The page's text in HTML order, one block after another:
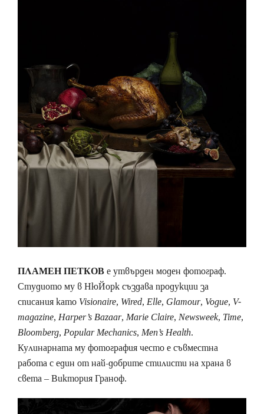
ПЛАМЕН ПЕТКОВе утвърден моден фотограф.
Студиото му в НюЙорк създава продукции за
списания като Visionaire, Wired, Elle, Glamour, Vogue, V-
magazine, Harper’s Bazaar, Marie Claire, Newsweek, Time,
Bloomberg, Popular Mechanics, Men’s Health.
Кулинарната му фотография често е съвместна
работа с един от най-добрите стилисти на храна в
света – Виктория Граноф.